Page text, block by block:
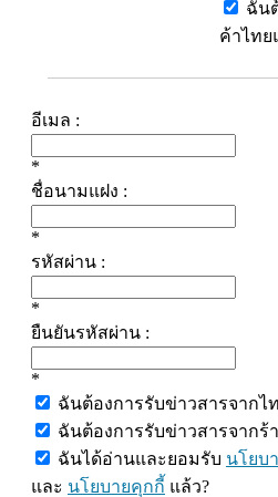
ฉัน
ค้าไทย
อีเมล :
*
ชื่อนามแฝง :
*
รหัสผ่าน :
*
ยืนยันรหัสผ่าน :
*
ฉันต้องการรับข่าวสารจากไ
ฉันต้องการรับข่าวสารจากร้
ฉันได้อ่านและยอมรับ นโยบ
และ นโยบายคุกกี้ แล้ว?